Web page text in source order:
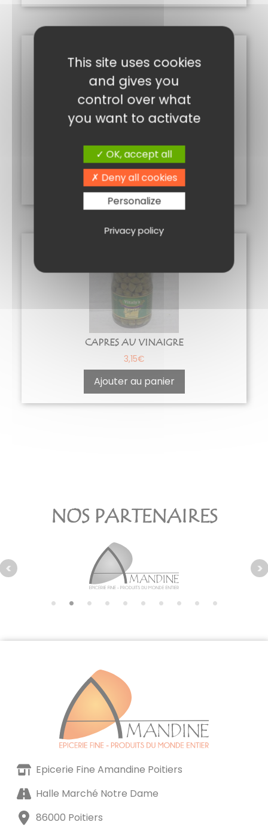
GOURMANDISES DE NOËL
5,00€
Ajouter au panier
CAPRES AU VINAIGRE
3,15€
Ajouter au panier
NOS PARTENAIRES
Epicerie Fine Amandine Poitiers
Halle Marché Notre Dame
86000 Poitiers
This site uses cookies
and gives you
control over what
you want to activate
OK, accept all
Deny all cookies
Personalize
Privacy policy